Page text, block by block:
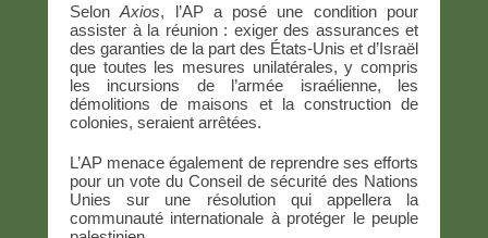
SelonAxios, l’AP a posé une condition pour
assister à la réunion : exiger des assurances et
des garanties de la part des États-Unis et d’Israël
que toutes les mesures unilatérales, y compris
les incursions de l’armée israélienne, les
démolitions de maisons et la construction de
colonies, seraient arrêtées.
L’AP menace également de reprendre ses efforts
pour un vote du Conseil de sécurité des Nations
Unies sur une résolution qui appellera la
communauté internationale à protéger le peuple